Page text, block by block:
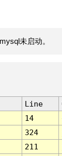
未启动。
Line
14
324
211